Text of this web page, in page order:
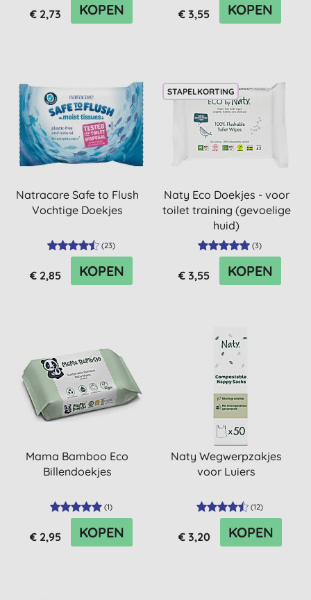
€ 2,73 KOPEN € 3,55 KOPEN
Natracare Safe to Flush
Vochtige Doekjes
(23)
€ 2,85 KOPEN
STAPELKORTING
Naty Eco Doekjes - voor
toilet training (gevoelige
huid)
(3)
€ 3,55 KOPEN
Mama Bamboo Eco
Billendoekjes
(1)
€ 2,95 KOPEN
Naty Wegwerpzakjes
voor Luiers
(12)
€ 3,20 KOPEN